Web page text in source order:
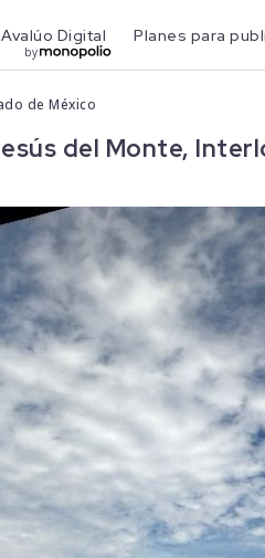
Avalúo Digital
by
Planes para
de México
del Monte,